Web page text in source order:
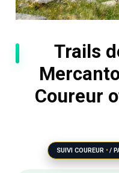
Trails
Coureur
SUIVI COUREUR /